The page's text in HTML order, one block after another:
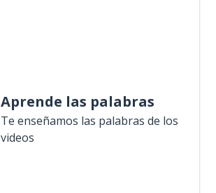
Aprende las palabras
Te enseñamos las palabras de los
videos